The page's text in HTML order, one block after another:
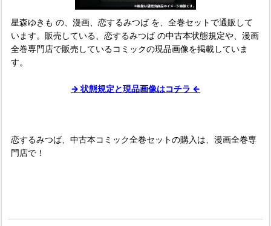
星森ゆきも の、漫画、恋するみつば を、全巻セットで通販して
います。販売している、恋するみつば の中古本状態規定や、漫画
全巻専門店で販売しているコミックの現品画像を掲載していま
す。
→ 状態規定と現品画像はコチラ ←
恋するみつば、中古本コミック全巻セットの購入は、漫画全巻専
門店で！